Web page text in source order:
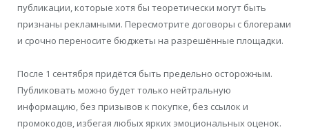
публикации, которые хотя бы теоретически могут быть
признаны рекламными. Пересмотрите договоры с блогерами
и срочно переносите бюджеты на разрешённые площадки.
После 1 сентября придётся быть предельно осторожным.
Публиковать можно будет только нейтральную
информацию, без призывов к покупке, без ссылок и
промокодов, избегая любых ярких эмоциональных оценок.